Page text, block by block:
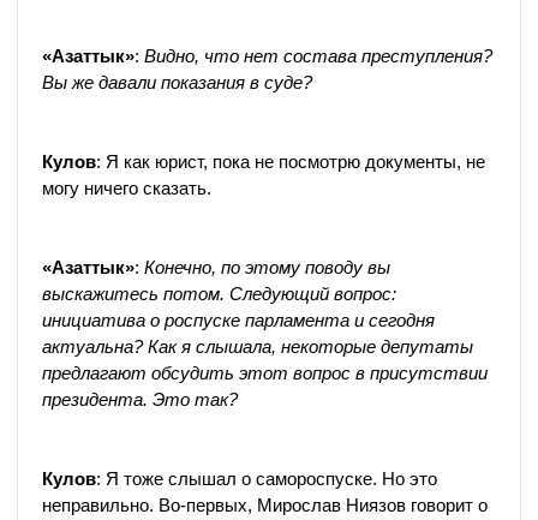
«Азаттык»: Видно, что нет состава преступления?
Вы же давали показания в суде?
Кулов: Я как юрист, пока не посмотрю документы, не
могу ничего сказать.
«Азаттык»: Конечно, по этому поводу вы
выскажитесь потом. Следующий вопрос:
инициатива о роспуске парламента и сегодня
актуальна? Как я слышала, некоторые депутаты
предлагают обсудить этот вопрос в присутствии
президента. Это так?
Кулов: Я тоже слышал о самороспуске. Но это
неправильно. Во-первых, Мирослав Ниязов говорит о